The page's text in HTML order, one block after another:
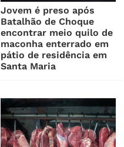
Jovem é preso após
Batalhão de Choque
encontrar meio quilo de
maconha enterrado em
pátio de residência em
Santa Maria